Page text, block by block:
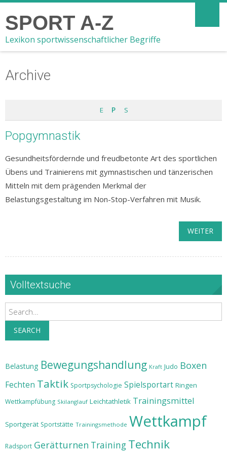
SPORT A-Z
Lexikon sportwissenschaftlicher Begriffe
Archive
E P S
Popgymnastik
Gesundheitsfördernde und freudbetonte Art des sportlichen
Übens und Trainierens mit gymnastischen und tänzerischen
Mitteln mit dem prägenden Merkmal der
Belastungsgestaltung im Non-Stop-Verfahren mit Musik.
WEITER
Volltextsuche
Search
SEARCH
Belastung Bewegungshandlung Kraft Judo Boxen
Fechten Taktik Sportpsychologie Spielsportart Ringen
Wettkampfübung Skilanglauf Leichtathletik Trainingsmittel
Sportgerät Sportstätte Trainingsmethode Wettkampf
Radsport Gerätturnen Training Technik